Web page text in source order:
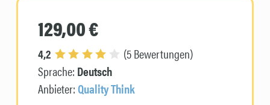
129,00 €
4,2
(5 Bewertungen)
Sprache: Deutsch
Anbieter:Quality Think